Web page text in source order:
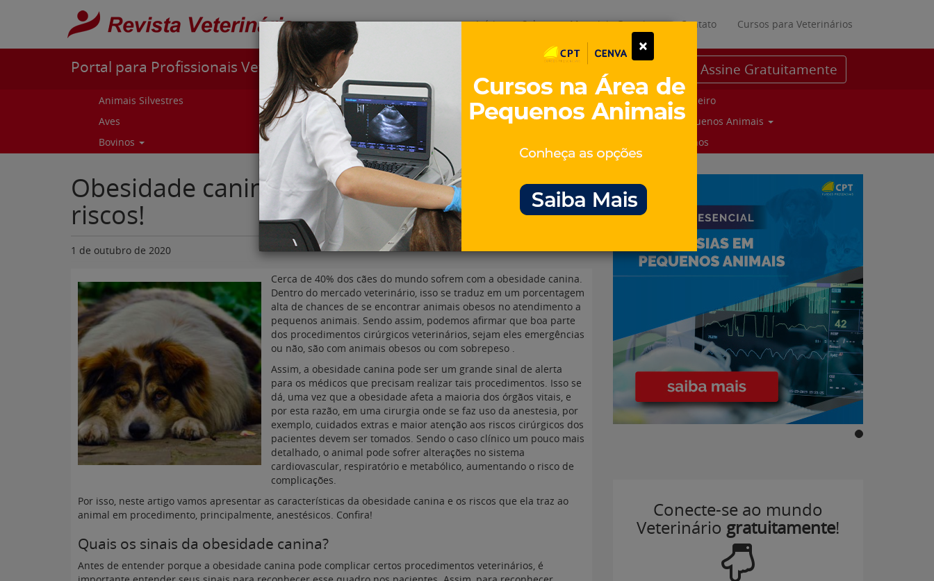
Pular para o conteúdo
Início Sobre Materiais Gratuitos Contato Cursos para Veterinários
Portal para Profissionais Veterinários Assine Gratuitamente
Animais Silvestres
Aves
Bovinos
Caprinos e ovinos
Curiosidades
Cursos e Eventos
Equinos
Parceiro
Pequenos Animais
Suinos
Obesidade canina e anestesia: entenda os
riscos!
1 de outubro de 2020
Cerca de 40% dos cães do mundo sofrem com a obesidade canina.
Dentro do mercado veterinário, isso se traduz em um porcentagem
alta de chances de se encontrar animais obesos no atendimento a
pequenos animais. Sendo assim, podemos afirmar que boa parte
dos procedimentos cirúrgicos veterinários, sejam eles emergências
ou não, são com animais obesos ou com sobrepeso .
Assim, a obesidade canina pode ser um grande sinal de alerta
para os médicos que precisam realizar tais procedimentos. Isso se
dá, uma vez que a obesidade afeta a maioria dos órgãos vitais, e
por esta razão, em uma cirurgia onde se faz uso da anestesia, por
exemplo, cuidados extras e maior atenção aos riscos cirúrgicos dos
pacientes devem ser tomados. Sendo o caso clínico um pouco mais
detalhado, o animal pode sofrer alterações no sistema
cardiovascular, respiratório e metabólico, aumentando o risco de
complicações.
Por isso, neste artigo vamos apresentar as características da obesidade canina e os riscos que ela traz ao
animal em procedimento, principalmente, anestésicos. Confira!
Quais os sinais da obesidade canina?
Antes de entender porque a obesidade canina pode complicar certos procedimentos veterinários, é
Conecte-se ao mundo
Veterinário gratuitamente!
×